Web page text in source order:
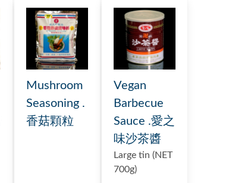
Mushroom
Seasoning .
香菇顆粒
Vegan
Barbecue
Sauce .愛之
味沙茶醬
Large tin (NET
700g)